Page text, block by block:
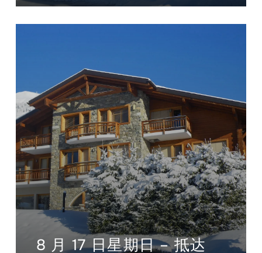
8 月 17 日星期日 – 抵达